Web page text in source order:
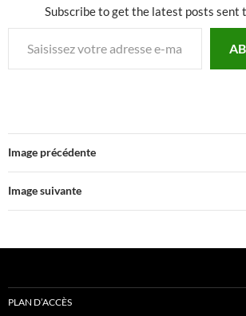
Subscribe to get the latest posts sent
Saisissez votre adresse e-mail…
Image précédente
Image suivante
PLAN D’ACCÈS